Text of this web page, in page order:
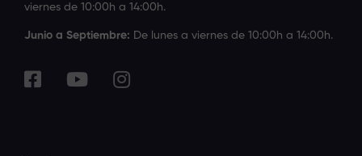
viernes de 10:00h a 14:00h.
Junio a Septiembre: De lunes a viernes de 10:00h a 14:00h.